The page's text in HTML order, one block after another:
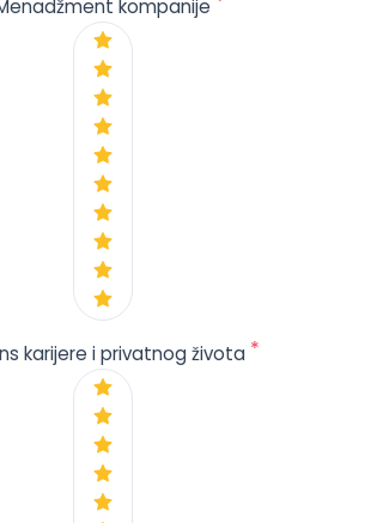
kompanije
karijere i privatnog života *